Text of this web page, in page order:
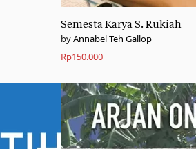
Semesta Karya S. Rukiah
Annabel Teh Gallop
Rp150.000